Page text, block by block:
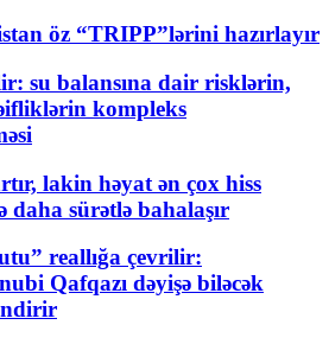
öz “TRIPP”lərini hazırlayır
su balansına dair risklərin,
kompleks
lakin həyat ən çox hiss
daha sürətlə bahalaşır
reallığa çevrilir:
Qafqazı dəyişə biləcək